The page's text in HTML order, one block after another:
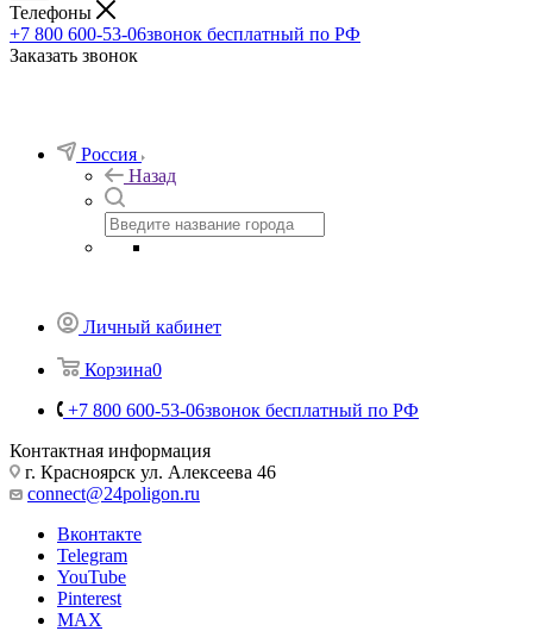
Телефоны
+7 800 600-53-06звонок бесплатный по РФ
Заказать звонок
Россия
Назад
Личный кабинет
Корзина0
+7 800 600-53-06звонок бесплатный по РФ
Контактная информация
г. Красноярск ул. Алексеева 46
connect@24poligon.ru
Вконтакте
Telegram
YouTube
Pinterest
MAX